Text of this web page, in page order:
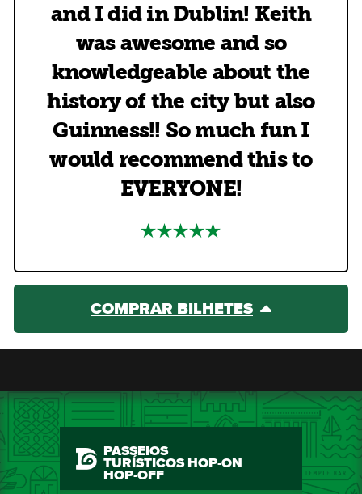
and I did in Dublin! Keith
was awesome and so
knowledgeable about the
history of the city but also
Guinness!! So much fun I
would recommend this to
EVERYONE!
COMPRAR BILHETES
PASSEIOS
TURÍSTICOS HOP-ON
HOP-OFF